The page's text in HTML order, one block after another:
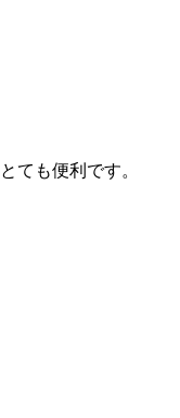
ても便利です。